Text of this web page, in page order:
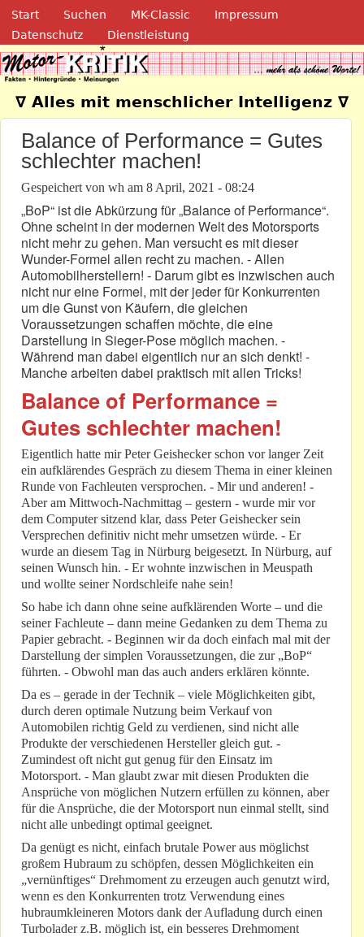
Direkt zum Inhalt
Navigation
Start Suchen MK-Classic
Impressum
Datenschutz
Dienstleistung
Motor-Kritik.de
∇ Alles mit menschlicher Intelligenz ∇
Balance of Performance = Gutes
schlechter machen!
Gespeichert von wh am 8 April, 2021 - 08:24
„BoP“ ist die Abkürzung für „Balance of Performance“.
Ohne scheint in der modernen Welt des Motorsports
nicht mehr zu gehen. Man versucht es mit dieser
Wunder-Formel allen recht zu machen. - Allen
Automobilherstellern! - Darum gibt es inzwischen auch
nicht nur eine Formel, mit der jeder für Konkurrenten
um die Gunst von Käufern, die gleichen
Voraussetzungen schaffen möchte, die eine
Darstellung in Sieger-Pose möglich machen. -
Während man dabei eigentlich nur an sich denkt! -
Manche arbeiten dabei praktisch mit allen Tricks!
Balance of Performance =
Gutes schlechter machen!
Eigentlich hatte mir Peter Geishecker schon vor langer Zeit
ein aufklärendes Gespräch zu diesem Thema in einer kleinen
Runde von Fachleuten versprochen. - Mir und anderen! -
Aber am Mittwoch-Nachmittag – gestern - wurde mir vor
dem Computer sitzend klar, dass Peter Geishecker sein
Versprechen definitiv nicht mehr umsetzen würde. - Er
wurde an diesem Tag in Nürburg beigesetzt. In Nürburg, auf
seinen Wunsch hin. - Er wohnte inzwischen in Meuspath
und wollte seiner Nordschleife nahe sein!
So habe ich dann ohne seine aufklärenden Worte – und die
seiner Fachleute – dann meine Gedanken zu dem Thema zu
Papier gebracht. - Beginnen wir da doch einfach mal mit der
Darstellung der simplen Voraussetzungen, die zur „BoP“
führten. - Obwohl man das auch anders erklären könnte.
Da es – gerade in der Technik – viele Möglichkeiten gibt,
durch deren optimale Nutzung beim Verkauf von
Automobilen richtig Geld zu verdienen, sind nicht alle
Produkte der verschiedenen Hersteller gleich gut. -
Zumindest oft nicht gut genug für den Einsatz im
Motorsport. - Man glaubt zwar mit diesen Produkten die
Ansprüche von möglichen Nutzern erfüllen zu können, aber
für die Ansprüche, die der Motorsport nun einmal stellt, sind
nicht alle unbedingt optimal geeignet.
Da genügt es nicht, einfach brutale Power aus möglichst
großem Hubraum zu schöpfen, dessen Möglichkeiten ein
„vernünftiges“ Drehmoment zu erzeugen auch genutzt wird,
wenn es den Konkurrenten trotz Verwendung eines
hubraumkleineren Motors dank der Aufladung durch einen
Turbolader z.B. möglich ist, ein besseres Drehmoment